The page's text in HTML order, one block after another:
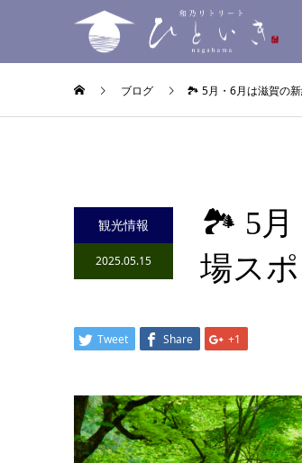
ブログ 🏞 5月・6月は滋賀の
観光情報
2025.05.15
🏞 5月
場ス
Tweet Share +1